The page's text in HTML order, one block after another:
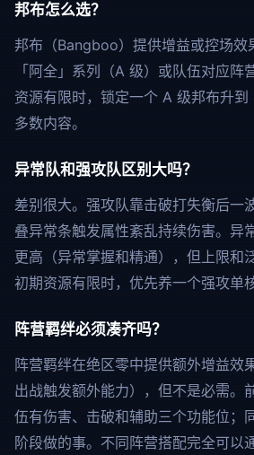
邦布怎么选？
邦布（Bangboo）提供增益或控场效
「阿全」系列（A 级）或队伍对应阵
资源有限时，锁定一个 A 级邦布升
多数内容。
异常队和强攻队区别大吗？
差别很大。强攻队靠击破打失衡后一
叠异常条触发属性紊乱持续伤害。异
更高（异常掌握和精通），但上限和
初期资源有限时，优先养一个强攻单
阵营羁绊必须凑齐吗？
阵营羁绊在绝区零中提供额外增益效
出战触发额外能力），但不是必需。
伍有伤害、击破和辅助三个功能位；
阶段做的事。不同阵营搭配完全可以